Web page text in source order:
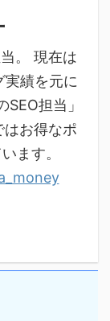
。 現在は
実績を元に
担当」
はお得なポ
ます。